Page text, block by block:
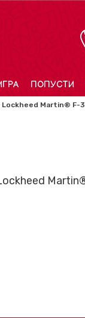
ПОПУСТИ
Lockheed Martin® F-